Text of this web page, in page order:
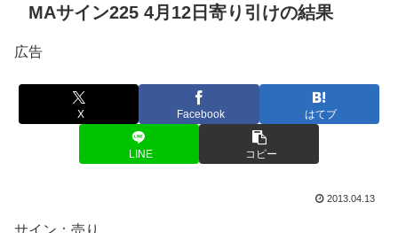
MAサイン225 4月12日寄り引けの結果
広告
X Facebook はてブ
LINE コピー
2013.04.13
サイン：売り